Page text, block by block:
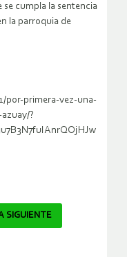
cumpla la sentencia
la parroquia de
por-primera-vez-una-
?
SIGUIENTE